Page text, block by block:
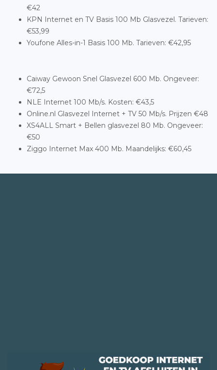
€42
KPN Internet en TV Basis 100 Mb Glasvezel. Tarieven:
€53,99
Youfone Alles-in-1 Basis 100 Mb. Tarieven: €42,95
Caiway Gewoon Snel Glasvezel 600 Mb. Ongeveer:
€72,5
NLE Internet 100 Mb/s. Kosten: €43,5
Online.nl Glasvezel Internet + TV 50 Mb/s. Prijzen €48
XS4ALL Smart + Bellen glasvezel 80 Mb. Ongeveer:
€50
Ziggo Internet Max 400 Mb. Maandelijks: €60,45